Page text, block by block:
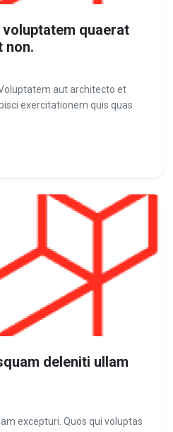
quaerat
non.
aut architecto et
exercitationem quis quas
deleniti ullam
excepturi. Quos qui voluptas